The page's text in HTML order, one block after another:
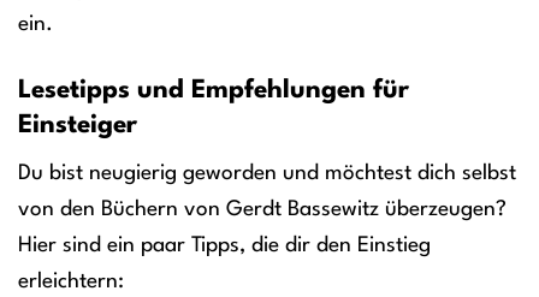
ein.
Lesetipps und Empfehlungen für
Einsteiger
Du bist neugierig geworden und möchtest dich selbst
von den Büchern von Gerdt Bassewitz überzeugen?
Hier sind ein paar Tipps, die dir den Einstieg
erleichtern: